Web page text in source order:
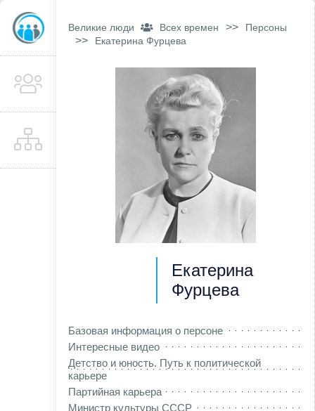
Великие люди Всех времен >> Персоны
>> Екатерина Фурцева
Екатерина
Фурцева
Базовая информация о персоне
Интересные видео
Детство и юность. Путь к политической
карьере
Партийная карьера
Министр культуры СССР